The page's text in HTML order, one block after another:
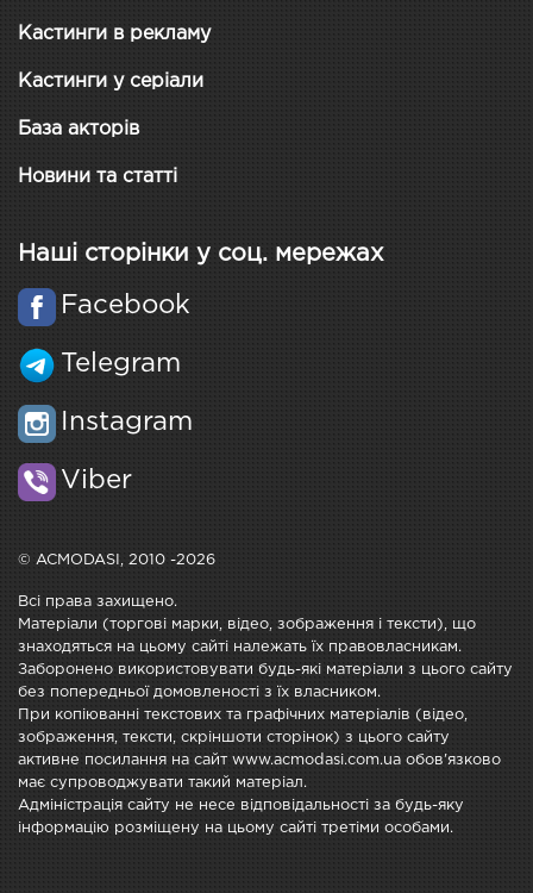
Кастинги в рекламу
Кастинги у серіали
База акторів
Новини та статті
Наші сторінки у соц. мережах
Facebook
Telegram
Instagram
Viber
© ACMODASI, 2010 -2026
Всі права захищено.
Матеріали (торгові марки, відео, зображення і тексти), що
знаходяться на цьому сайті належать їх правовласникам.
Заборонено використовувати будь-які матеріали з цього сайту
без попередньої домовленості з їх власником.
При копіюванні текстових та графічних матеріалів (відео,
зображення, тексти, скріншоти сторінок) з цього сайту
активне посилання на сайт www.acmodasi.com.ua обов'язково
має супроводжувати такий матеріал.
Адміністрація сайту не несе відповідальності за будь-яку
інформацію розміщену на цьому сайті третіми особами.